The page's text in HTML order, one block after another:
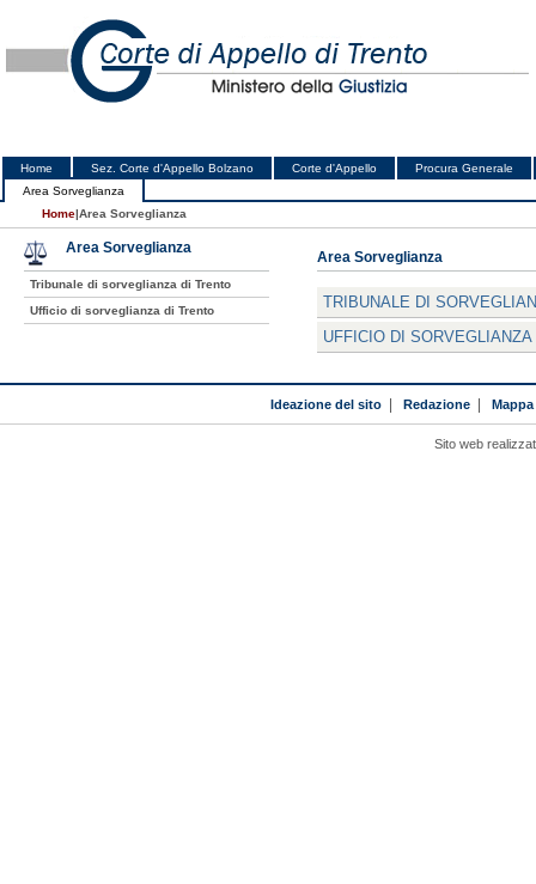
Home Sez. Corte d'Appello Bolzano Corte d'Appello
Procura Generale
Area Sorveglianza
Home|Area Sorveglianza
Area Sorveglianza
TRIBUNALE DI
UFFICIO DI SORVEGLIANZA
Area Sorveglianza
Tribunale di sorveglianza di Trento
Ufficio di sorveglianza di Trento
Ideazione del sito| Redazione|
Sito web